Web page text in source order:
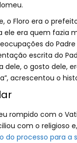
o Floro era o
ele era quem fazia
do
escrita do
dele, o gosto dele,
acrescentou o
rompido com o
com o religioso
do processo para a